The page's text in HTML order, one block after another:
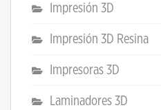
Impresión 3D
Impresión 3D Resina
Impresoras 3D
Laminadores 3D